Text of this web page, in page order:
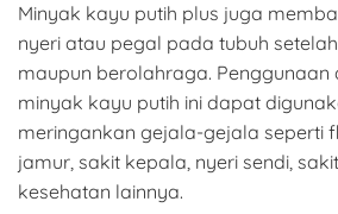
Minyak kayu putih plus juga
nyeri atau pegal pada tubuh
maupun berolahraga. Penggunaan
minyak kayu putih ini dapat
meringankan gejala-gejala seperti
jamur, sakit kepala, nyeri sendi,
kesehatan lainnya.